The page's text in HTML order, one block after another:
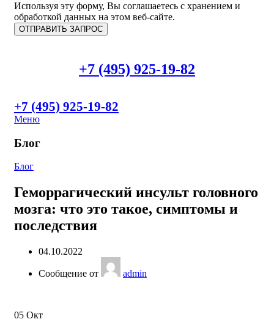
Используя эту форму, Вы соглашаетесь с хранением и
обработкой данных на этом веб-сайте.
+7 (495) 925-19-82
+7 (495) 925-19-82
Меню
Блог
Блог
Геморрагический инсульт головного
мозга: что это такое, симптомы и
последствия
04.10.2022
Сообщение от admin
05 Окт